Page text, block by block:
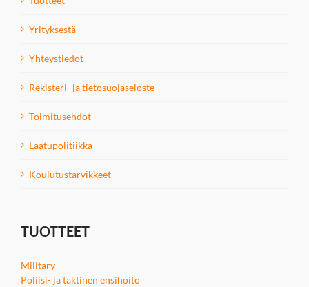
Yrityksestä
Yhteystiedot
Rekisteri- ja tietosuojaseloste
Toimitusehdot
Laatupolitiikka
Koulutustarvikkeet
TUOTTEET
Military
Poliisi- ja taktinen ensihoito